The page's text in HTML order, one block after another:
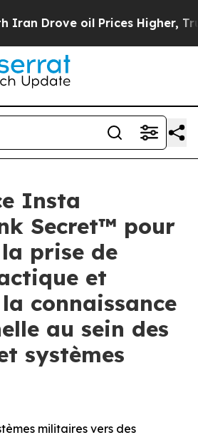
Higher, Trump Gave
Insta
Secret™ pour
prise de
et
connaissance
au sein des
systèmes
militaires vers des